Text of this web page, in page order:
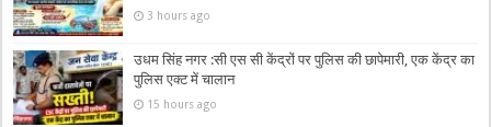
3 hours ago
उधम सिंह नगर :सी एस सी केंद्रों पर पुलिस की छापेमारी, एक केंद्र का
पुलिस एक्ट में चालान
15 hours ago